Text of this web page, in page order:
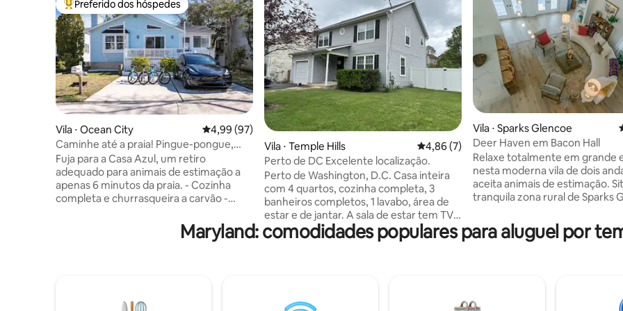
Entre os melhores preferidos dos hóspedes
Preferido dos hóspedes
Vila ⋅ Ocean City 4,99 de uma avaliação média de 5, 97 avaliações
4,99 (97)
Caminhe até a praia! Pingue-pongue,
quintal cercado, N64, bicicletas!
Fuja para a Casa Azul, um retiro
adequado para animais de estimação a
apenas 6 minutos da praia. - Cozinha
completa e churrasqueira a carvão -
café, prensa francesa e despeje) - Pátio
totalmente cercado com fogueira e ping
10 (8 adultos 2 crianças) em nossos 3
Vila ⋅ Temple Hills 4,86 de uma avaliação média de 5, 7
4,86 (7)
Perto de DC Excelente localização.
Perto de Washington, D.C. Casa inteira
com 4 quartos, cozinha completa, 3
banheiros completos, 1 lavabo, área de
estar e de jantar. A sala de estar tem TV
de 60 polegadas. 2 vagas de
estacionamento gratuitas. Internet de
Cozinha nova totalmente equipada
Vila ⋅ Sparks Glencoe
Deer Haven em Bacon Hall
Relaxe totalmente em grande
nesta moderna vila de dois
aceita animais de estimação.
tranquila zona rural de Sparks
relaxar e aproveitar as inúmeras
comodidades. De móveis de
optado por um hotel (e seus
Maryland: comodidades populares para aluguel por